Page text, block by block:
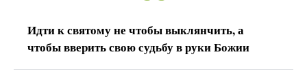
Идти к святому не чтобы выклянчить, а
чтобы вверить свою судьбу в руки Божии